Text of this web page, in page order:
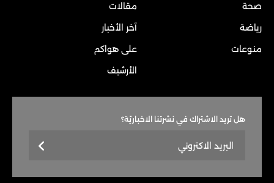
صحة
رياضة
منوعات
مقالات
آخر الأخبار
على هواكم
الأرشيف
هل تريد الاشتراك في نشرتنا الاخباريّة؟